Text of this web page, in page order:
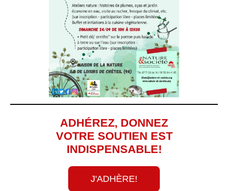
ADHÉREZ, DONNEZ
VOTRE SOUTIEN EST
INDISPENSABLE!
J'ADHÈRE!